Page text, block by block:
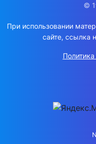
©
При использовании
сайте, ссылка